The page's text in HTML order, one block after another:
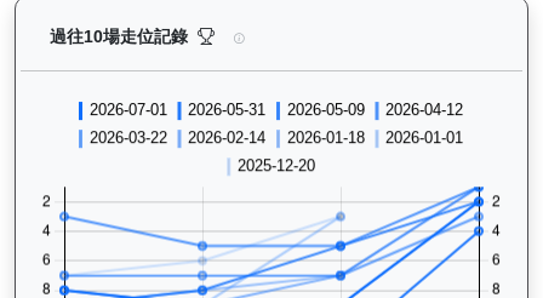
過往10場走位記錄 活力拍檔（K554）— 過往走位記錄